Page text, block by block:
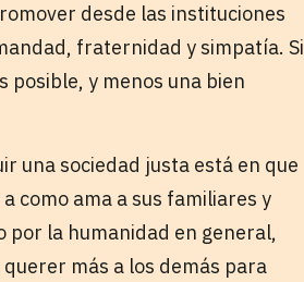
desde las instituciones
fraternidad y simpatía. Si
posible, y menos una bien
una sociedad justa está en que
como ama a sus familiares y
por la humanidad en general,
más a los demás para